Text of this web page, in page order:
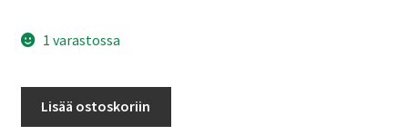
1 varastossa
Lisää ostoskoriin